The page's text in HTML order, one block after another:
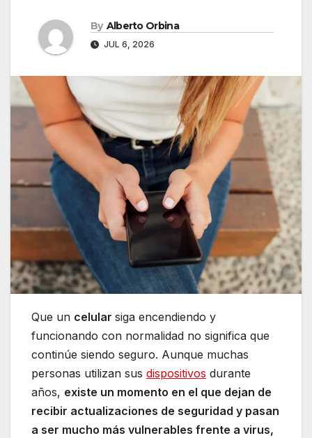
By Alberto Orbina
JUL 6, 2026
Que un celular siga encendiendo y
funcionando con normalidad no significa que
continúe siendo seguro. Aunque muchas
personas utilizan sus dispositivos durante
años, existe un momento en el que dejan de
recibir actualizaciones de seguridad y pasan
a ser mucho más vulnerables frente a virus,